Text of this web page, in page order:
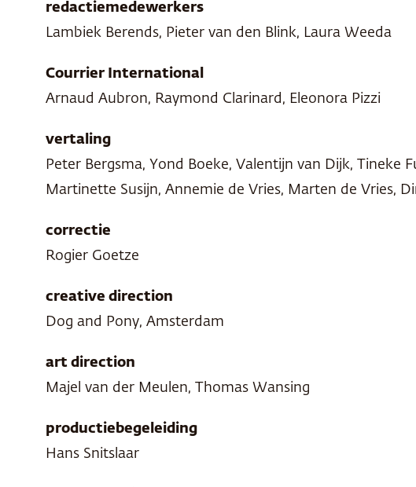
redactiemedewerkers
Lambiek Berends, Pieter van den Blink, Laura Weeda
Courrier International
Arnaud Aubron, Raymond Clarinard, Eleonora Pizzi
vertaling
Peter Bergsma, Yond Boeke, Valentijn van Dijk,
Martinette Susijn, Annemie de Vries, Marten de Vries,
correctie
Rogier Goetze
creative direction
Dog and Pony, Amsterdam
art direction
Majel van der Meulen, Thomas Wansing
productiebegeleiding
Hans Snitslaar